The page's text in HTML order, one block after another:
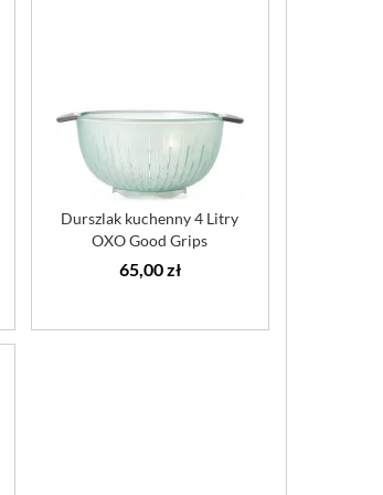
Durszlak kuchenny 4 Litry
OXO Good Grips
65,00 zł